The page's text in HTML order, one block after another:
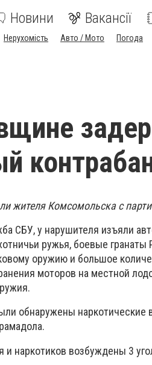
Новини Вакансії
Нерухомість Авто / Мото Погода
жителя Комсомольска с
СБУ, у нарушителя изъяли
ружья, боевые
оружию и большое
моторов на местной
обнаружены наркотические
и наркотиков возбуждены 3